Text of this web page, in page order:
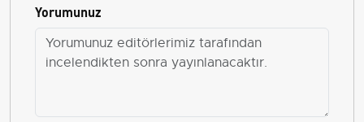
Yorumunuz